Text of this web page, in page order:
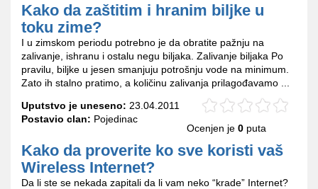
Kako da zaštitim i hranim biljke u
toku zime?
I u zimskom periodu potrebno je da obratite pažnju na
zalivanje, ishranu i ostalu negu biljaka. Zalivanje biljaka Po
pravilu, biljke u jesen smanjuju potrošnju vode na minimum.
Zato ih stalno pratimo, a količinu zalivanja prilagođavamo ...
Uputstvo je uneseno: 23.04.2011
Postavio clan: Pojedinac
Ocenjen je 0 puta
Kako da proverite ko sve koristi vaš
Wireless Internet?
Da li ste se nekada zapitali da li vam neko “krade” Internet?